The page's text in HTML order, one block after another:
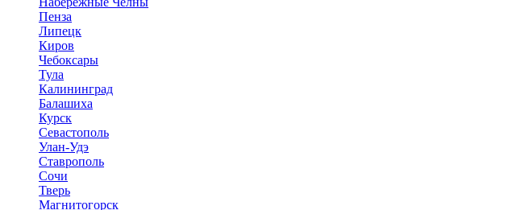
Пенза
Липецк
Киров
Чебоксары
Тула
Калининград
Балашиха
Курск
Севастополь
Улан-Удэ
Ставрополь
Сочи
Тверь
Магнитогорск